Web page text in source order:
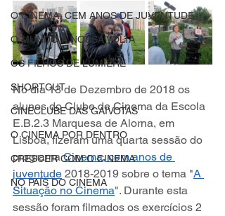
O CINEMA, CEM ANOS DE JUVENTUDE
O MUNDO À NOSSA VOLTA
OS FILHOS DE LUMIÈRE
SHORTCUT
CINECLUBE DAS GAIVOTAS
O CINEMA POR DENTRO
CRESCER COM O CINEMA
NO PAÍS DO CINEMA
No dia 13 de Dezembro de 2018 os
alunos do Clube de Cinema da Escola
E.B.2.3 Marquesa de Alorna, em
Lisboa, fizeram uma quarta sessão do
programa Cinema, cem anos de
juventude 2018-2019 sobre o tema "A
Situação no Cinema". Durante esta
sessão foram filmados os exercícios 2